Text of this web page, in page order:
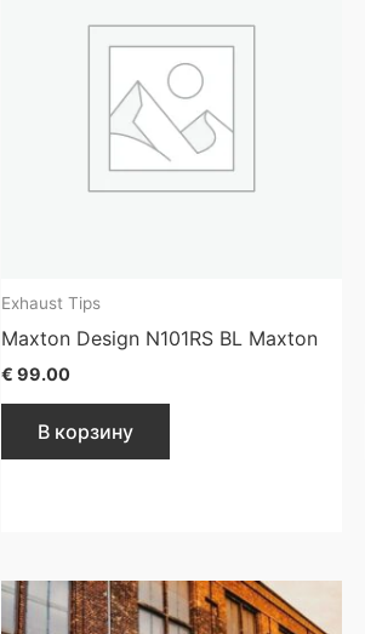
Exhaust Tips
Maxton Design N101RS BL Maxton
€ 99.00
В корзину